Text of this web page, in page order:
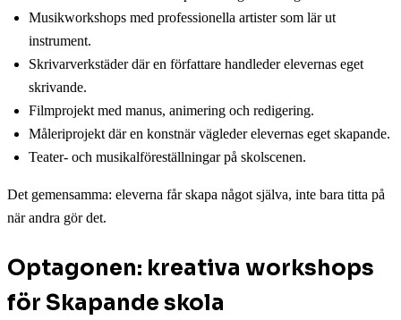
Musikworkshops med professionella artister som lär ut
instrument.
Skrivarverkstäder där en författare handleder elevernas eget
skrivande.
Filmprojekt med manus, animering och redigering.
Måleriprojekt där en konstnär vägleder elevernas eget skapande.
Teater- och musikalföreställningar på skolscenen.
Det gemensamma: eleverna får skapa något själva, inte bara titta på
när andra gör det.
Optagonen: kreativa workshops
för Skapande skola